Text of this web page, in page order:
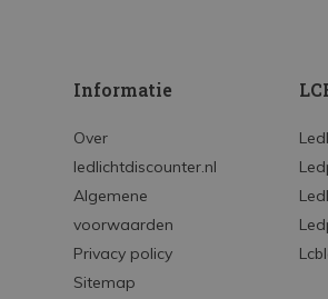
Informatie
Over
ledlichtdiscounter.nl
Algemene
voorwaarden
Privacy policy
Sitemap